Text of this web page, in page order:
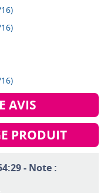
AVIS
PRODUIT
- Note :